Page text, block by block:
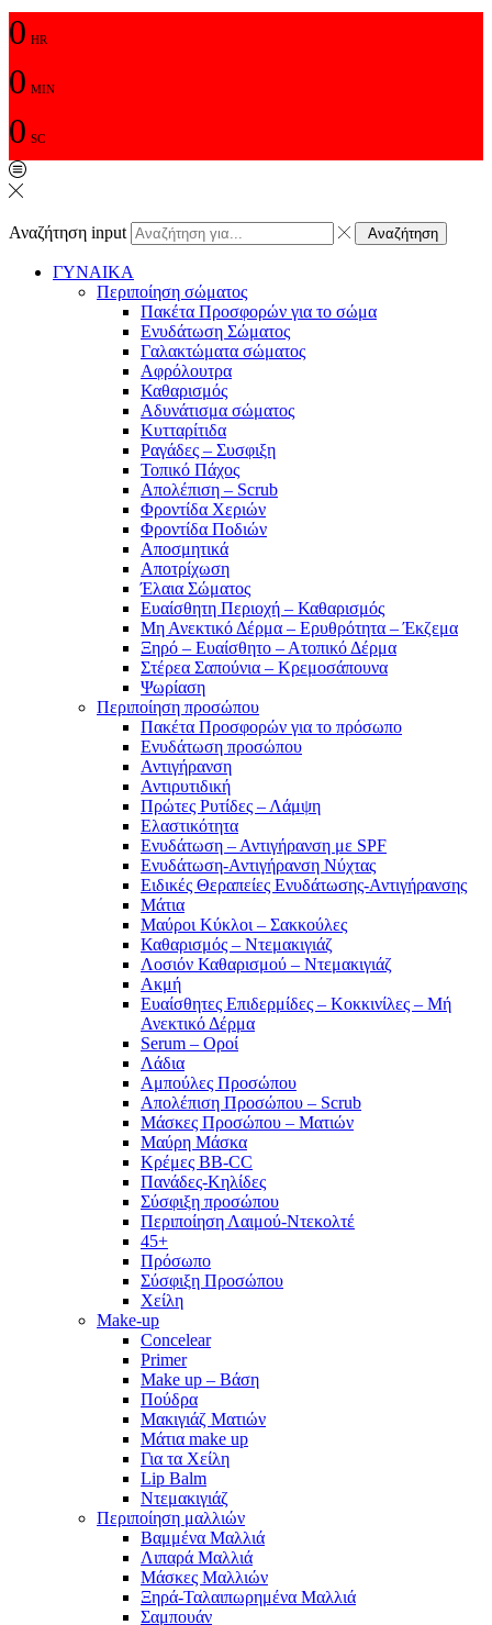
0 HR
0 MIN
0 SC
Αναζήτηση input Αναζήτηση
ΓΥΝΑΙΚΑ
Περιποίηση σώματος
Πακέτα Προσφορών για το σώμα
Ενυδάτωση Σώματος
Γαλακτώματα σώματος
Αφρόλουτρα
Καθαρισμός
Αδυνάτισμα σώματος
Κυτταρίτιδα
Ραγάδες – Συσφιξη
Τοπικό Πάχος
Απολέπιση – Scrub
Φροντίδα Χεριών
Φροντίδα Ποδιών
Αποσμητικά
Αποτρίχωση
Έλαια Σώματος
Ευαίσθητη Περιοχή – Καθαρισμός
Μη Ανεκτικό Δέρμα – Ερυθρότητα – Έκζεμα
Ξηρό – Ευαίσθητο – Ατοπικό Δέρμα
Στέρεα Σαπούνια – Κρεμοσάπουνα
Ψωρίαση
Περιποίηση προσώπου
Πακέτα Προσφορών για το πρόσωπο
Ενυδάτωση προσώπου
Αντιγήρανση
Αντιρυτιδική
Πρώτες Ρυτίδες – Λάμψη
Ελαστικότητα
Ενυδάτωση – Αντιγήρανση με SPF
Ενυδάτωση-Αντιγήρανση Νύχτας
Ειδικές Θεραπείες Ενυδάτωσης-Αντιγήρανσης
Μάτια
Μαύροι Κύκλοι – Σακκούλες
Καθαρισμός – Ντεμακιγιάζ
Λοσιόν Καθαρισμού – Ντεμακιγιάζ
Ακμή
Ευαίσθητες Επιδερμίδες – Κοκκινίλες – Μή
Ανεκτικό Δέρμα
Serum – Οροί
Λάδια
Αμπούλες Προσώπου
Απολέπιση Προσώπου – Scrub
Μάσκες Προσώπου – Ματιών
Μαύρη Μάσκα
Κρέμες BB-CC
Πανάδες-Κηλίδες
Σύσφιξη προσώπου
Περιποίηση Λαιμού-Ντεκολτέ
45+
Πρόσωπο
Σύσφιξη Προσώπου
Χείλη
Make-up
Concelear
Primer
Make up – Βάση
Πούδρα
Μακιγιάζ Ματιών
Μάτια make up
Για τα Χείλη
Lip Balm
Ντεμακιγιάζ
Περιποίηση μαλλιών
Βαμμένα Μαλλιά
Λιπαρά Μαλλιά
Μάσκες Μαλλιών
Ξηρά-Ταλαιπωρημένα Μαλλιά
Σαμπουάν